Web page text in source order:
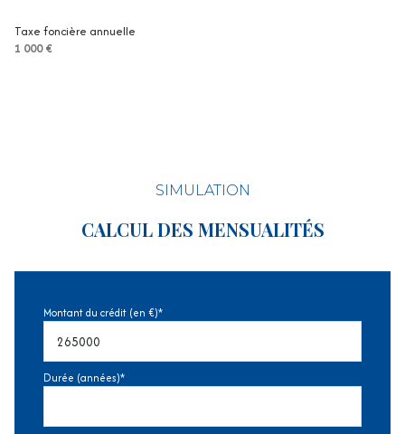
Taxe foncière annuelle
1 000 €
SIMULATION
CALCUL DES MENSUALITÉS
Montant du crédit (en €)*
Durée (années)*